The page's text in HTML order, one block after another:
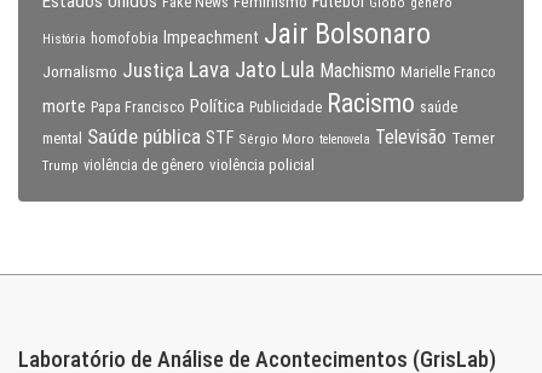
História homofobia Impeachment Jair Bolsonaro
Jornalismo Justiça Lava Jato Lula Machismo Marielle Franco
morte Papa Francisco Política Publicidade Racismo saúde
mental
Saúde pública STF Sérgio Moro telenovela Televisão Temer
Trump violência de gênero violência policial
Laboratório de Análise de Acontecimentos (GrisLab)